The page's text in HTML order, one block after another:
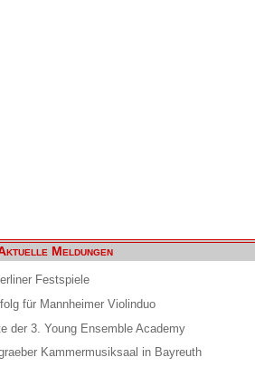
Meldungen
Festspiele
für Mannheimer Violinduo
der 3. Young Ensemble Academy
Kammermusiksaal in Bayreuth